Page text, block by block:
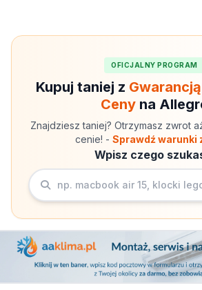
OFICJALNY PROGRAM
Kupuj taniej z
Cenyna
Znajdziesz taniej? Otrzymasz zwrot
cenie! - Sprawdź warunki
Wpisz czego